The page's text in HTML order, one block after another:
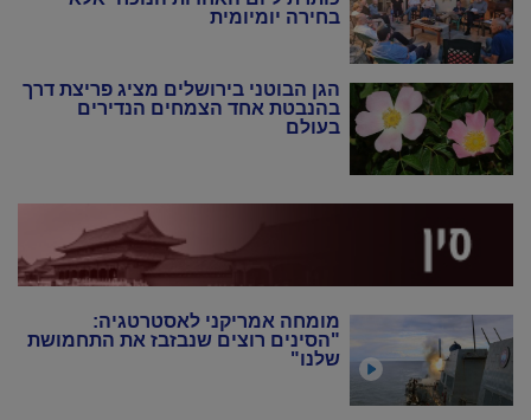
בחירה יומיומית
הגן הבוטני בירושלים מציג פריצת דרך
בהנבטת אחד הצמחים הנדירים
בעולם
מומחה אמריקני לאסטרטגיה:
"הסינים רוצים שנבזבז את התחמושת
שלנו"